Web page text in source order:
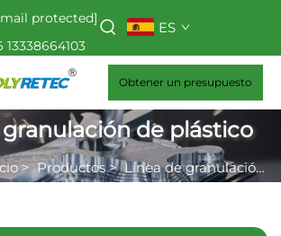
protected]
13338664103
ES
Obtener un presupuesto
de plástico
>Productos>Línea de granulación de plástico